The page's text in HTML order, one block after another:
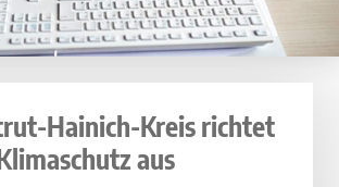
Hainich-Kreis richtet
aus